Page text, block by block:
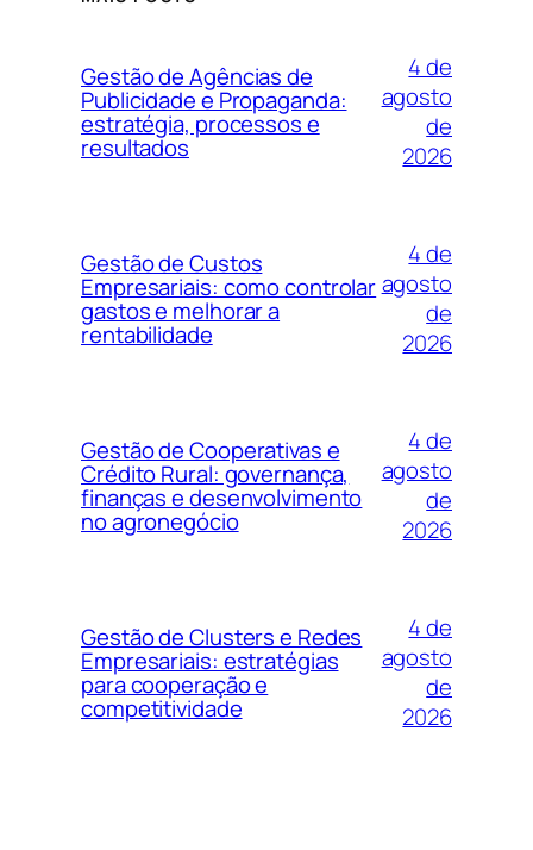
Gestão de Agências de
Publicidade e Propaganda:
estratégia, processos e
resultados
4 de
agosto
de
2026
Gestão de Custos
Empresariais: como controlar
gastos e melhorar a
rentabilidade
4 de
agosto
de
2026
Gestão de Cooperativas e
Crédito Rural: governança,
finanças e desenvolvimento
no agronegócio
4 de
agosto
de
2026
Gestão de Clusters e Redes
Empresariais: estratégias
para cooperação e
competitividade
4 de
agosto
de
2026